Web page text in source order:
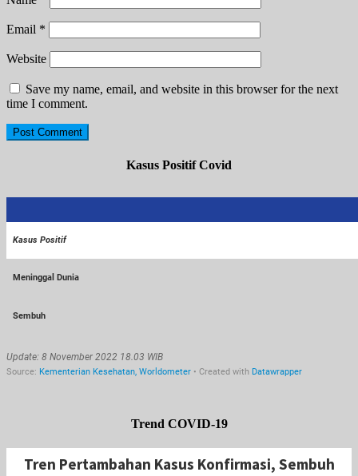
Email *
Website
Save my name, email, and website in this browser for the next
time I comment.
Kasus Positif Covid
Trend COVID-19